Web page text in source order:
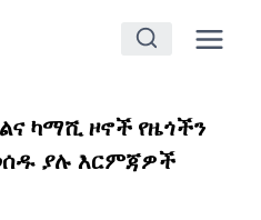
ካማሺ ዞኖች የዜጎችን
ያሉ እርምጃዎች